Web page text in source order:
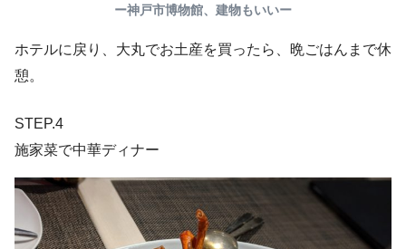
ー神戸市博物館、建物もいいー
ホテルに戻り、大丸でお土産を買ったら、晩ごはんまで休
憩。
STEP.4
施家菜で中華ディナー